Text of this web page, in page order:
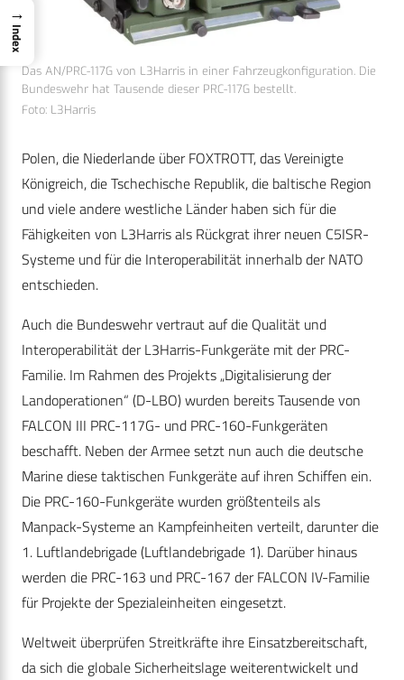
Das AN/PRC-117G von L3Harris in einer Fahrzeugkonfiguration. Die
Bundeswehr hat Tausende dieser PRC-117G bestellt.
Foto: L3Harris
Polen, die Niederlande über FOXTROTT, das Vereinigte
Königreich, die Tschechische Republik, die baltische Region
und viele andere westliche Länder haben sich für die
Fähigkeiten von L3Harris als Rückgrat ihrer neuen C5ISR-
Systeme und für die Interoperabilität innerhalb der NATO
entschieden.
Auch die Bundeswehr vertraut auf die Qualität und
Interoperabilität der L3Harris-Funkgeräte mit der PRC-
Familie. Im Rahmen des Projekts „Digitalisierung der
Landoperationen“ (D-LBO) wurden bereits Tausende von
FALCON III PRC-117G- und PRC-160-Funkgeräten
beschafft. Neben der Armee setzt nun auch die deutsche
Marine diese taktischen Funkgeräte auf ihren Schiffen ein.
Die PRC-160-Funkgeräte wurden größtenteils als
Manpack-Systeme an Kampfeinheiten verteilt, darunter die
1. Luftlandebrigade (Luftlandebrigade 1). Darüber hinaus
werden die PRC-163 und PRC-167 der FALCON IV-Familie
für Projekte der Spezialeinheiten eingesetzt.
Weltweit überprüfen Streitkräfte ihre Einsatzbereitschaft,
da sich die globale Sicherheitslage weiterentwickelt und
→
Index